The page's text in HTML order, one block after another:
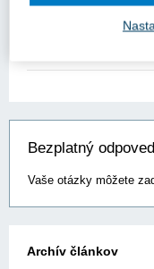
Ministerstvo
Bezplatný
Vaše otázky môžete
Archív článkov